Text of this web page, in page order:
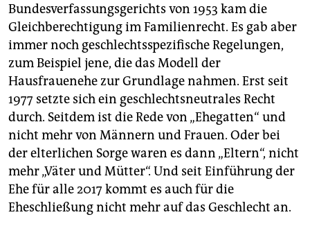
Bundesverfassungsgerichts von 1953 kam die
Gleichberechtigung im Familienrecht. Es gab aber
immer noch geschlechtsspezifische Regelungen,
zum Beispiel jene, die das Modell der
Hausfrauenehe zur Grundlage nahmen. Erst seit
1977 setzte sich ein geschlechtsneutrales Recht
durch. Seitdem ist die Rede von „Ehegatten“ und
nicht mehr von Männern und Frauen. Oder bei
der elterlichen Sorge waren es dann „Eltern“, nicht
mehr „Väter und Mütter“. Und seit Einführung der
Ehe für alle 2017 kommt es auch für die
Eheschließung nicht mehr auf das Geschlecht an.